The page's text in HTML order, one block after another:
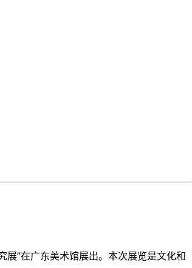
”在广东美术馆展出。本次展览是文化和